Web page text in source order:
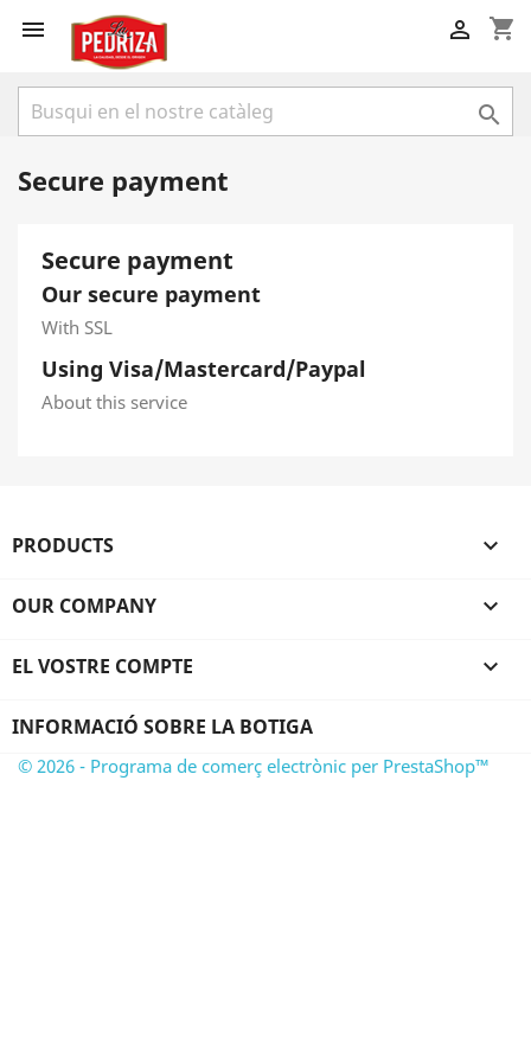
 shopping_cart


Secure payment
Secure payment
Our secure payment
With SSL
Using Visa/Mastercard/Paypal
About this service
PRODUCTS 
OUR COMPANY 
EL VOSTRE COMPTE 
INFORMACIÓ SOBRE LA BOTIGA
© 2026 - Programa de comerç electrònic per PrestaShop™